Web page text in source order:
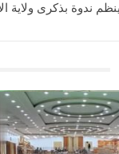
ندوة بذكرى ولاية